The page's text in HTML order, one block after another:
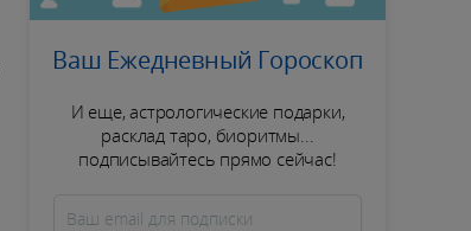
Ваш Ежедневный Гороскоп
И еще, астрологические подарки,
расклад таро, биоритмы...
подписывайтесь прямо сейчас!